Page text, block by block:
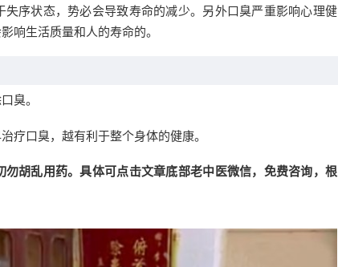
序状态，势必会导致寿命的减少。另外口臭严重影响心理健
响生活质量和人的寿命的。
臭。
疗口臭，越有利于整个身体的健康。
胡乱用药。具体可点击文章底部老中医微信，免费咨询，根